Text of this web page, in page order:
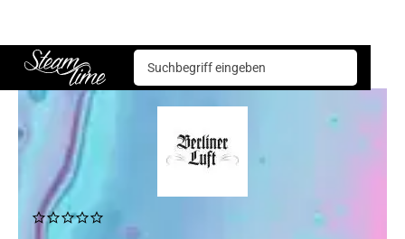
Steam time
Spirituosen Berliner Luft Lemon Days Likör 18% Vol. 700ml